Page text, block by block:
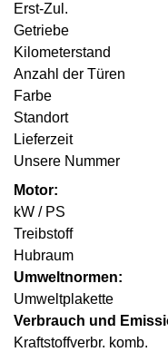
Erst-Zul.
Getriebe
Kilometerstand
Anzahl der Türen
Farbe
Standort
Lieferzeit
Unsere Nummer
Motor:
kW / PS
Treibstoff
Hubraum
Umweltnormen:
Umweltplakette
Verbrauch und
Kraftstoffverbr. komb.